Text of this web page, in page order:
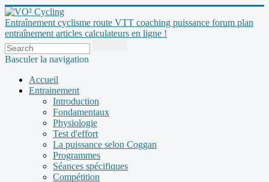
Entraînement cyclisme route VTT coaching puissance forum plan
entraînement articles calculateurs en ligne !
Basculer la navigation
Accueil
Entrainement
Introduction
Fondamentaux
Physiologie
Test d'effort
La puissance selon Coggan
Programmes
Séances spécifiques
Compétition